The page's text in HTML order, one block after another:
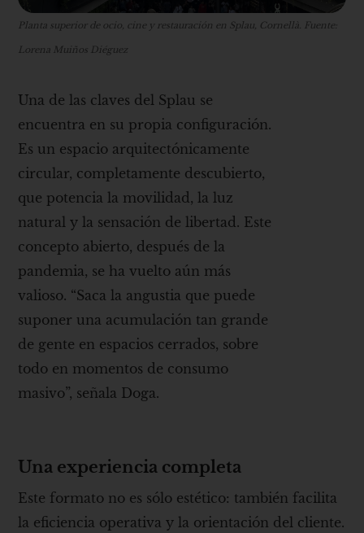
Una de las claves del Splau se
encuentra en su propia configuración.
Es un espacio arquitectónicamente
circular, completamente descubierto,
que potencia la movilidad, la luz
natural y la sensación de libertad. Este
concepto abierto, después de la
pandemia, se ha vuelto aún más
valioso. “Saca la angustia que puede
suponer una acumulación tan grande
de gente en espacios cerrados, sobre
todo en momentos de consumo
masivo”, señala Doga.
Planta superior de ocio, cine y restauración en Splau, Cornellà. Fuente:
Lorena Muiños Diéguez
Una experiencia completa
Este formato no es sólo estético: también facilita
la eficiencia operativa y la orientación del cliente.